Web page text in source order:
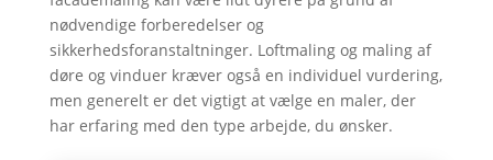
nødvendige forberedelser og
sikkerhedsforanstaltninger. Loftmaling og maling af
døre og vinduer kræver også en individuel vurdering,
men generelt er det vigtigt at vælge en maler, der
har erfaring med den type arbejde, du ønsker.